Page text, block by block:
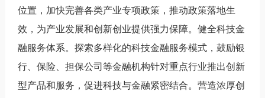
位置，加快完善各类产业专项政策，推动政策落地生
效，为产业发展和创新创业提供强力保障。健全科技金
融服务体系。探索多样化的科技金融服务模式，鼓励银
行、保险、担保公司等金融机构针对重点行业推出创新
型产品和服务，促进科技与金融紧密结合。营造浓厚创